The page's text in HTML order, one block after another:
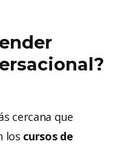
cercana que
los cursos de